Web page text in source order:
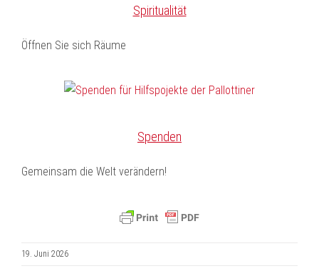
Spiritualität
Öffnen Sie sich Räume
Spenden
Gemeinsam die Welt verändern!
19. Juni 2026